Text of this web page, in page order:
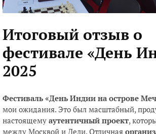
Итоговый отзыв о
фестивале «День
2025
Фестиваль «День Индии на острове
мои ожидания. Это был масштабный,
настоящему аутентичный проект,
между Москвой и Дели. Отличная